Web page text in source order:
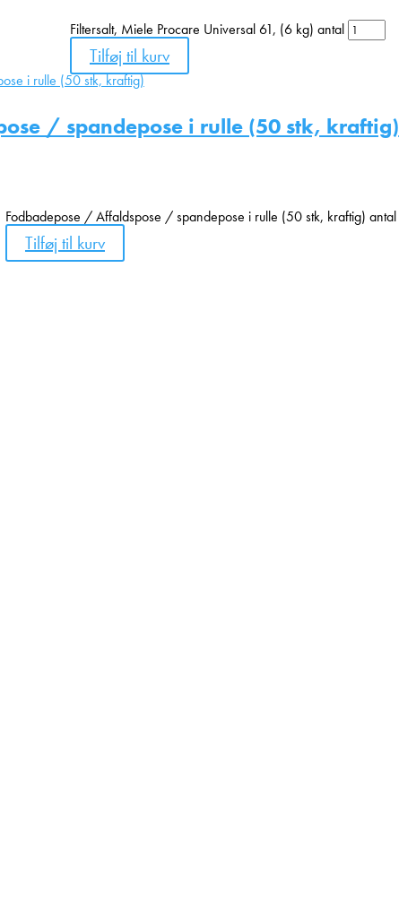
Filtersalt, Miele Procare Universal 61, (6 kg) antal
Tilføj til kurv
/ spandepose i rulle (50 stk, kraftig)
Fodbadepose / Affaldspose / spandepose i rulle (50 stk, kraftig) antal
Tilføj til kurv